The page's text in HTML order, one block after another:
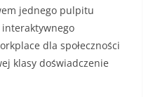
jednego pulpitu
dla społeczności
klasy doświadczenie